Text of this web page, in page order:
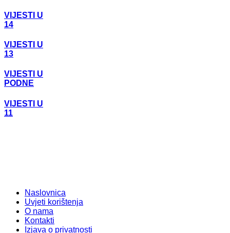
VIJESTI U
14
VIJESTI U
13
VIJESTI U
PODNE
VIJESTI U
11
Naslovnica
Uvjeti korištenja
O nama
Kontakti
Izjava o privatnosti